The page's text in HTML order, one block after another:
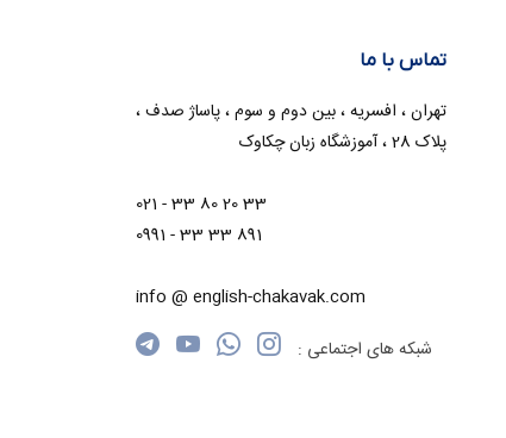
تماس با ما
تهران ، افسریه ، بین دوم و سوم ، پاساژ صدف ،
پلاک 28 ، آموزشگاه زبان چکاوک
021 - 33 80 20 33
0991 - 33 33 891
info @ english-chakavak.com
شبکه های اجتماعی :